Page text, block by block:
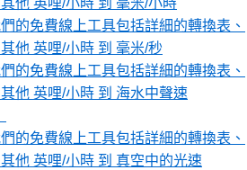
他 英哩/小時 到 毫米/小時
的免費線上工具包括詳細的轉換表、
他 英哩/小時 到 毫米/秒
的免費線上工具包括詳細的轉換表、
他 英哩/小時 到 海水中聲速
的免費線上工具包括詳細的轉換表、
他 英哩/小時 到 真空中的光速